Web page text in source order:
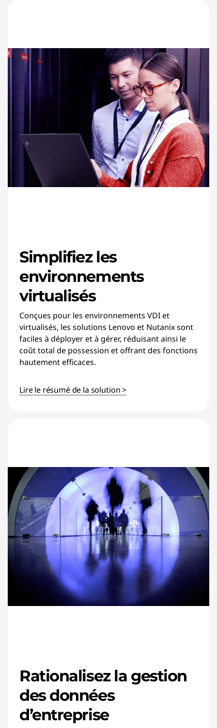
Simplifiez les
environnements
virtualisés
Conçues pour les environnements VDI et
virtualisés, les solutions Lenovo et Nutanix sont
faciles à déployer et à gérer, réduisant ainsi le
coût total de possession et offrant des fonctions
hautement efficaces.
Lire le résumé de la solution >
Rationalisez la gestion
des données
d’entreprise